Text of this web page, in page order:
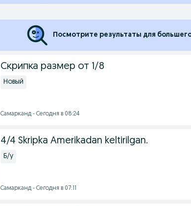
Посмотрите результаты для
Скрипка размер от 1/8
Новый
Самарканд - Сегодня в 08:24
4/4 Skripka Amerikadan keltirilgan.
Б/у
Самарканд - Сегодня в 07:11